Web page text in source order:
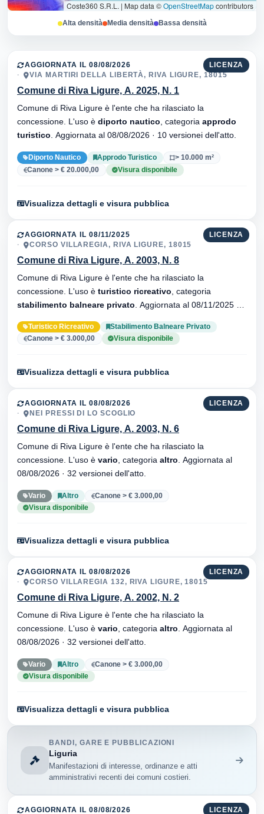
Coste360 S.R.L. | Map data ©OpenStreetMapcontributors
Alta densità Media densità Bassa densità
LICENZA
AGGIORNATA IL 08/08/2026
VIA MARTIRI DELLA LIBERTÀ, RIVA LIGURE, 18015
Comune di Riva Ligure, A. 2025, N. 1
Comune di Riva Ligure è l'ente che ha rilasciato la
concessione. L'uso è diporto nautico , categoria approdo
turistico
. Aggiornata al 08/08/2026 · 10 versionei dell'atto.
Diporto Nautico Approdo Turistico
> 10.000 m²
Canone > € 20.000,00
Visura disponibile
Visualizza dettagli e visura pubblica
LICENZA
AGGIORNATA IL 08/11/2025
CORSO VILLAREGIA, RIVA LIGURE, 18015
Comune di Riva Ligure, A. 2003, N. 8
Comune di Riva Ligure è l'ente che ha rilasciato la
concessione. L'uso è turistico ricreativo , categoria
stabilimento balneare privato
Turistico Ricreativo
Stabilimento Balneare Privato
Canone > € 3.000,00
Visura disponibile
Visualizza dettagli e visura pubblica
LICENZA
AGGIORNATA IL 08/08/2026
NEI PRESSI DI LO SCOGLIO
Comune di Riva Ligure, A. 2003, N. 6
Comune di Riva Ligure è l'ente che ha rilasciato la
concessione. L'uso è vario , categoria altro
08/08/2026 · 32 versionei dell'atto.
Vario Altro
Canone > € 3.000,00
Visura disponibile
Visualizza dettagli e visura pubblica
LICENZA
AGGIORNATA IL 08/08/2026
CORSO VILLAREGIA 132, RIVA LIGURE, 18015
Comune di Riva Ligure, A. 2002, N. 2
Comune di Riva Ligure è l'ente che ha rilasciato la
concessione. L'uso è vario , categoria altro
08/08/2026 · 32 versionei dell'atto.
Vario Altro
Canone > € 3.000,00
Visura disponibile
Visualizza dettagli e visura pubblica
BANDI, GARE E PUBBLICAZIONI
Liguria
Manifestazioni di interesse, ordinanze e atti
amministrativi recenti dei comuni costieri.
LICENZA
AGGIORNATA IL 08/08/2026